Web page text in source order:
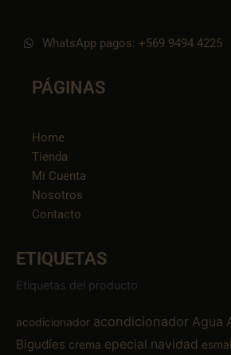
WhatsApp pagos: +569 9494 4225
PÁGINAS
Home
Tienda
Mi Cuenta
Nosotros
Contacto
ETIQUETAS
Etiquetas del producto
acodicionador acondicionador Agua
Bigudíes crema epecial navidad